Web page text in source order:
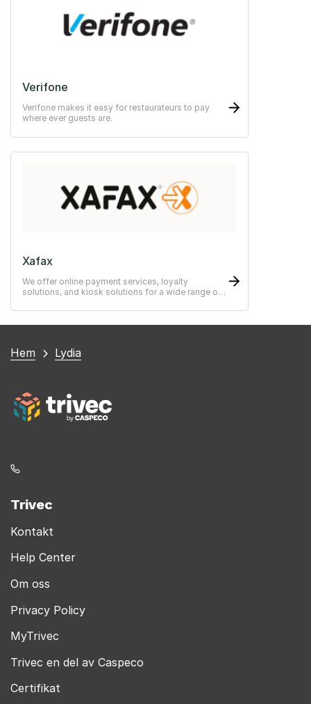
Verifone
Verifone makes it easy for restaurateurs to pay
where ever guests are.
Xafax
We offer online payment services, loyalty
solutions, and kiosk solutions for a wide range of
Du
Hem Lydia
Trivec
Kontakt
Help Center
Om oss
Privacy Policy
MyTrivec
Trivec en del av Caspeco
Certifikat